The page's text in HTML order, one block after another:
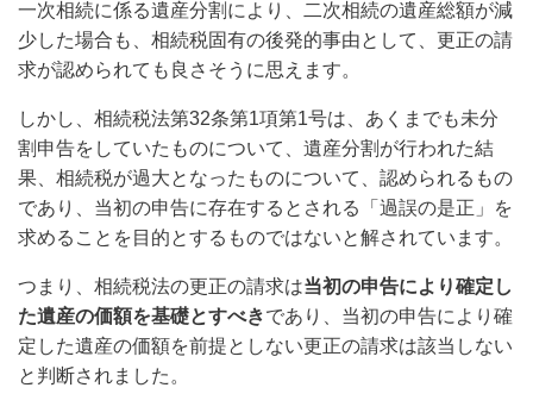
一次相続に係る遺産分割により、二次相続の遺産総額が減
少した場合も、相続税固有の後発的事由として、更正の請
求が認められても良さそうに思えます。
しかし、相続税法第32条第1項第1号は、あくまでも未分
割申告をしていたものについて、遺産分割が行われた結
果、相続税が過大となったものについて、認められるもの
であり、当初の申告に存在するとされる「過誤の是正」を
求めることを目的とするものではないと解されています。
つまり、相続税法の更正の請求は当初の申告により確定し
た遺産の価額を基礎とすべきであり、当初の申告により確
定した遺産の価額を前提としない更正の請求は該当しない
と判断されました。